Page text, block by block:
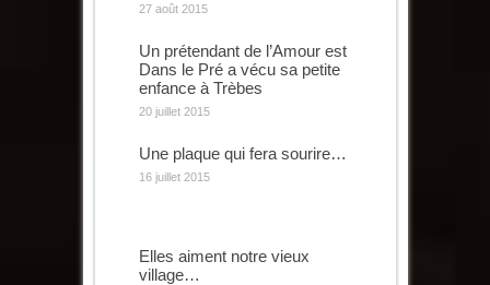
27 août 2015
Un prétendant de l’Amour est
Dans le Pré a vécu sa petite
enfance à Trèbes
20 juillet 2015
Une plaque qui fera sourire…
16 juillet 2015
Elles aiment notre vieux
village…